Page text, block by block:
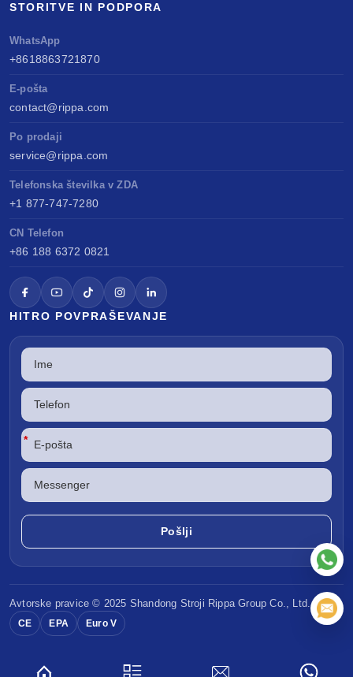
STORITVE IN PODPORA
WhatsApp
+8618863721870
E-pošta
contact@rippa.com
Po prodaji
service@rippa.com
Telefonska številka v ZDA
+1 877-747-7280
CN Telefon
+86 188 6372 0821
HITRO POVPRAŠEVANJE
*
Avtorske pravice © 2025 Shandong Stroji RippaGroup Co., Ltd.
CE EPA Euro V